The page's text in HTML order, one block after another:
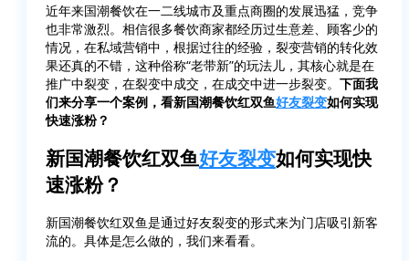
近年来国潮餐饮在一二线城市及重点商圈的发展迅猛，竞争
也非常激烈。相信很多餐饮商家都经历过生意差、顾客少的
情况，在私域营销中，根据过往的经验，裂变营销的转化效
果还真的不错，这种俗称“老带新”的玩法儿，其核心就是在
推广中裂变，在裂变中成交，在成交中进一步裂变。 下面我
们来分享一个案例，看新国潮餐饮红双鱼好友裂变如何实现
快速涨粉？
新国潮餐饮红双鱼好友裂变如何实现快
速涨粉？
新国潮餐饮红双鱼是通过好友裂变的形式来为门店吸引新客
流的。具体是怎么做的，我们来看看。